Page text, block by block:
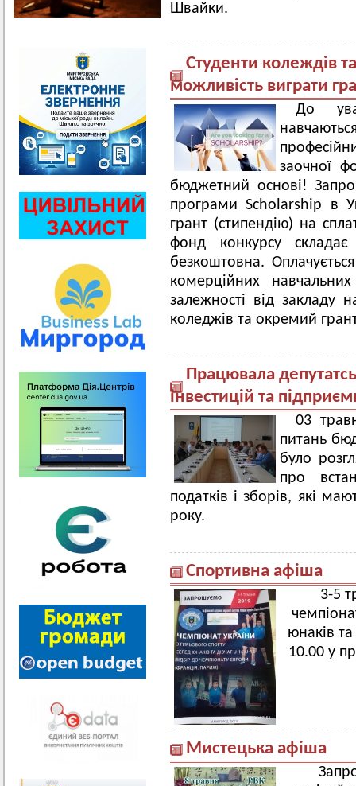
Швайки.
Студенти колеждів
можливість виграти
До
заочної
бюджетний основі!
програми Scholarship в
грант (стипендію) на
фонд конкурсу
безкоштовна.
комерційних
залежності від закладу
коледжів та окремий
Працювала
інвестицій та
03
питань
було
про
податків і зборів, які
року.
Спортивна афіша
3-5
юнаків
10.00 у
Мистецька афіша